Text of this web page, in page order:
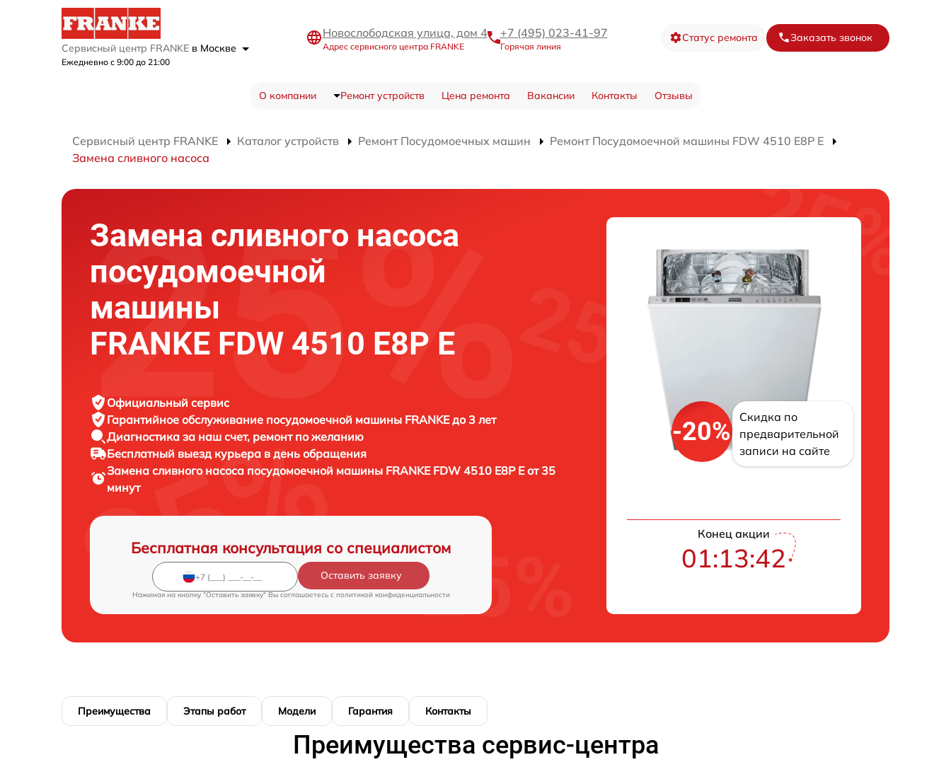
Сервисный центр FRANKE в Москве
Ежедневно с 9:00 до 21:00
Новослободская улица, дом 4
Адрес сервисного центра FRANKE
+7 (495) 023-41-97
Горячая линия
Статус ремонта Заказать звонок
О компании Ремонт устройств Цена ремонта Вакансии Контакты Отзывы
Сервисный центр FRANKE Каталог устройств Ремонт Посудомоечных машин
Ремонт Посудомоечной машины FDW 4510 E8P E
Замена сливного насоса
Замена сливного насоса
посудомоечной
машины
FRANKE FDW 4510 E8P E
Официальный сервис
Гарантийное обслуживание посудомоечной машины FRANKE до 3 лет
Диагностика за наш счет, ремонт по желанию
Бесплатный выезд курьера в день обращения
Замена сливного насоса посудомоечной машины FRANKE FDW 4510 E8P E от 35
минут
Бесплатная консультация со специалистом
Оставить заявку
Нажимая на кнопку "Оставить заявку" Вы соглашаетесь c политикой конфиденциальности
-20%
Скидка по
предварительной
записи на сайте
Конец акции
01:13:41
Преимущества Этапы работ Модели Гарантия Контакты
Преимущества сервис-центра